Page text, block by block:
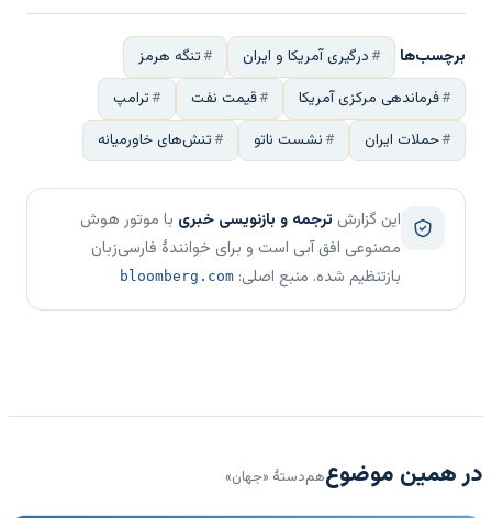
برچسب‌ها درگیری آمریکا و ایران
تنگه هرمز
فرماندهی مرکزی آمریکا
قیمت نفت
ترامپ
حملات ایران
نشست ناتو تنش‌های خاورمیانه
این گزارش ترجمه و بازنویسی خبری با موتور هوش
مصنوعی افق آبی است و برای خوانندهٔ فارسی‌زبان
بازتنظیم شده. منبع اصلی: bloomberg.com
در همین موضوعهم‌دستهٔ «جهان»